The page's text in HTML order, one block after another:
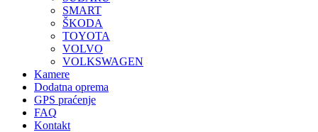
SMART
ŠKODA
TOYOTA
VOLVO
VOLKSWAGEN
Kamere
Dodatna oprema
GPS praćenje
FAQ
Kontakt